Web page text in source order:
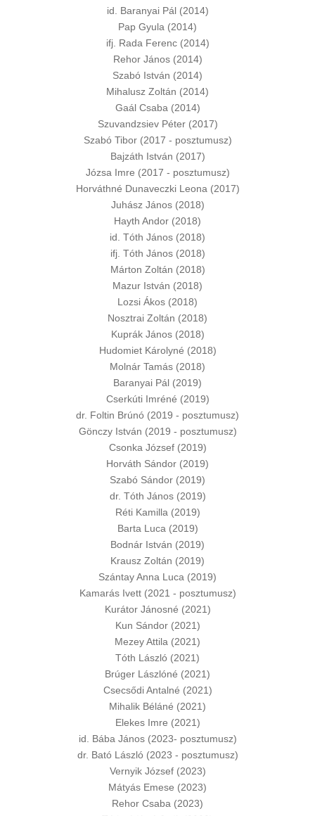
id. Baranyai Pál (2014)
Pap Gyula (2014)
ifj. Rada Ferenc (2014)
Rehor János (2014)
Szabó István (2014)
Mihalusz Zoltán (2014)
Gaál Csaba (2014)
Szuvandzsiev Péter (2017)
Szabó Tibor (2017 - posztumusz)
Bajzáth István (2017)
Józsa Imre (2017 - posztumusz)
Horváthné Dunaveczki Leona (2017)
Juhász János (2018)
Hayth Andor (2018)
id. Tóth János (2018)
ifj. Tóth János (2018)
Márton Zoltán (2018)
Mazur István (2018)
Lozsi Ákos (2018)
Nosztrai Zoltán (2018)
Kuprák János (2018)
Hudomiet Károlyné (2018)
Molnár Tamás (2018)
Baranyai Pál (2019)
Cserkúti Imréné (2019)
dr. Foltin Brúnó (2019 - posztumusz)
Gönczy István (2019 - posztumusz)
Csonka József (2019)
Horváth Sándor (2019)
Szabó Sándor (2019)
dr. Tóth János (2019)
Réti Kamilla (2019)
Barta Luca (2019)
Bodnár István (2019)
Krausz Zoltán (2019)
Szántay Anna Luca (2019)
Kamarás Ivett (2021 - posztumusz)
Kurátor Jánosné (2021)
Kun Sándor (2021)
Mezey Attila (2021)
Tóth László (2021)
Brúger Lászlóné (2021)
Csecsődi Antalné (2021)
Mihalik Béláné (2021)
Elekes Imre (2021)
id. Bába János (2023- posztumusz)
dr. Bató László (2023 - posztumusz)
Vernyik József (2023)
Mátyás Emese (2023)
Rehor Csaba (2023)